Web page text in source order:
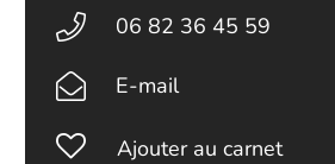
06 82 36 45 59
E-mail
Ajouter au carnet